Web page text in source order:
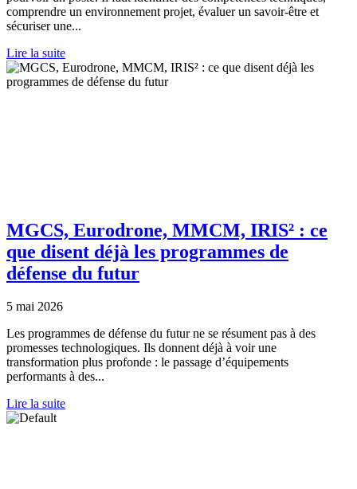
comprendre un environnement projet, évaluer un savoir-être et
sécuriser une...
Lire la suite
MGCS, Eurodrone, MMCM, IRIS² : ce
que disent déjà les programmes de
défense du futur
5 mai 2026
Les programmes de défense du futur ne se résument pas à des
promesses technologiques. Ils donnent déjà à voir une
transformation plus profonde : le passage d’équipements
performants à des...
Lire la suite